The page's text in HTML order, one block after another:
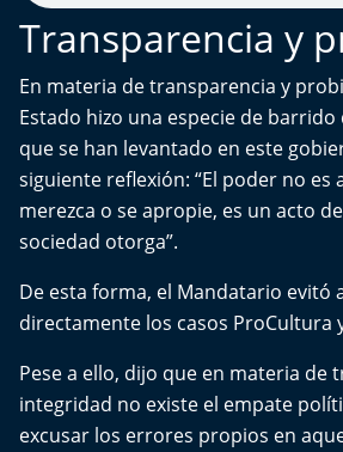
Transparencia y
En materia de transparencia y
Estado hizo una especie de barrido
que se han levantado en este
siguiente reflexión: “El poder no es
merezca o se apropie, es un acto
sociedad otorga”.
De esta forma, el Mandatario evitó
directamente los casos ProCultura
Pese a ello, dijo que en materia de
integridad no existe el empate
excusar los errores propios en